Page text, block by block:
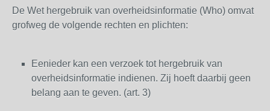
De Wet hergebruik van overheidsinformatie (Who) omvat
grofweg de volgende rechten en plichten:
Eenieder kan een verzoek tot hergebruik van
overheidsinformatie indienen. Zij hoeft daarbij geen
belang aan te geven. (art. 3)